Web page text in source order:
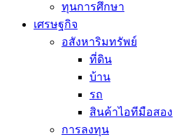
ทุนการศึกษา
เศรษฐกิจ
อสังหาริมทรัพย์
ที่ดิน
บ้าน
รถ
สินค้าไอทีมือสอง
การลงทุน